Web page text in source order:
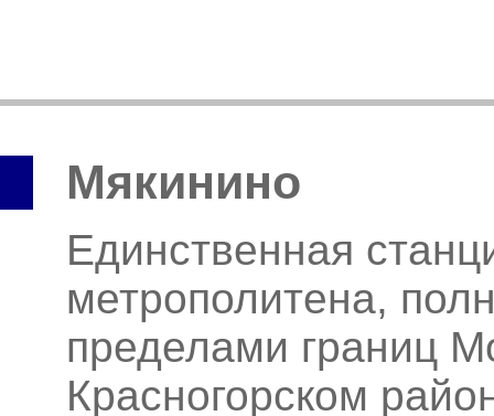
Мякинино
Единственная
метрополитена,
пределами границ
Красногорском